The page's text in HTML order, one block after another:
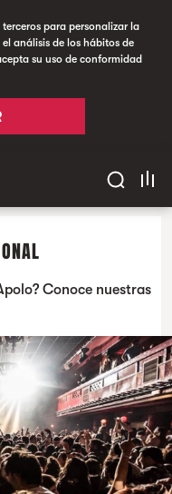
para personalizar la
análisis de los hábitos de
su uso de conformidad
Conoce nuestras